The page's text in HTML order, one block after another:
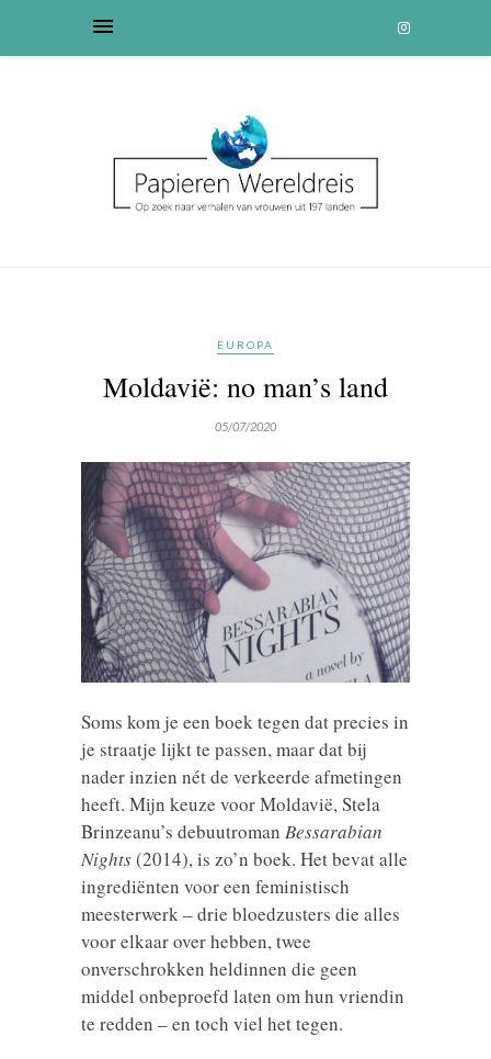
EUROPA
Moldavië: no man’s land
05/07/2020
Soms kom je een boek tegen dat precies in
je straatje lijkt te passen, maar dat bij
nader inzien nét de verkeerde afmetingen
heeft. Mijn keuze voor Moldavië, Stela
Brinzeanu’s debuutroman Bessarabian
Nights(2014), is zo’n boek. Het bevat alle
ingrediënten voor een feministisch
meesterwerk – drie bloedzusters die alles
voor elkaar over hebben, twee
onverschrokken heldinnen die geen
middel onbeproefd laten om hun vriendin
te redden – en toch viel het tegen.